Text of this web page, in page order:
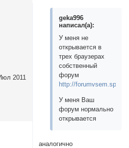
2011
geka996
написал(а):
У меня не
открывается в
трех браузерах
собственный
форум
http://
У меня Ваш
форум нормально
открывается
аналогично